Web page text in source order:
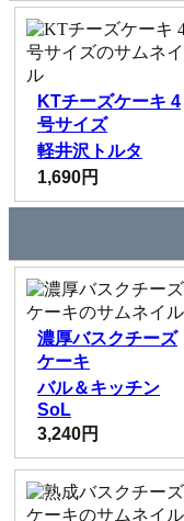
KTチーズケーキ 4
号サイズ
軽井沢トルタ
1,690円
濃厚バスクチーズ
ケーキ
バル＆キッチン
SoL
3,240円